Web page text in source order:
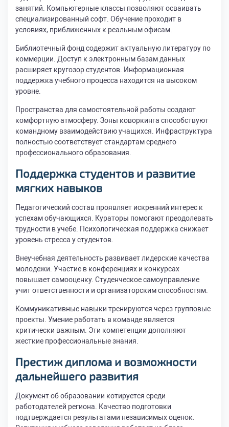
занятий. Компьютерные классы позволяют осваивать
специализированный софт. Обучение проходит в
условиях, приближенных к реальным офисам.
Библиотечный фонд содержит актуальную литературу по
коммерции. Доступ к электронным базам данных
расширяет кругозор студентов. Информационная
поддержка учебного процесса находится на высоком
уровне.
Пространства для самостоятельной работы создают
комфортную атмосферу. Зоны коворкинга способствуют
командному взаимодействию учащихся. Инфраструктура
полностью соответствует стандартам среднего
профессионального образования.
Поддержка студентов и развитие
мягких навыков
Педагогический состав проявляет искренний интерес к
успехам обучающихся. Кураторы помогают преодолевать
трудности в учебе. Психологическая поддержка снижает
уровень стресса у студентов.
Внеучебная деятельность развивает лидерские качества
молодежи. Участие в конференциях и конкурсах
повышает самооценку. Студенческое самоуправление
учит ответственности и организаторским способностям.
Коммуникативные навыки тренируются через групповые
проекты. Умение работать в команде является
критически важным. Эти компетенции дополняют
жесткие профессиональные знания.
Престиж диплома и возможности
дальнейшего развития
Документ об образовании котируется среди
работодателей региона. Качество подготовки
подтверждается результатами независимых оценок.